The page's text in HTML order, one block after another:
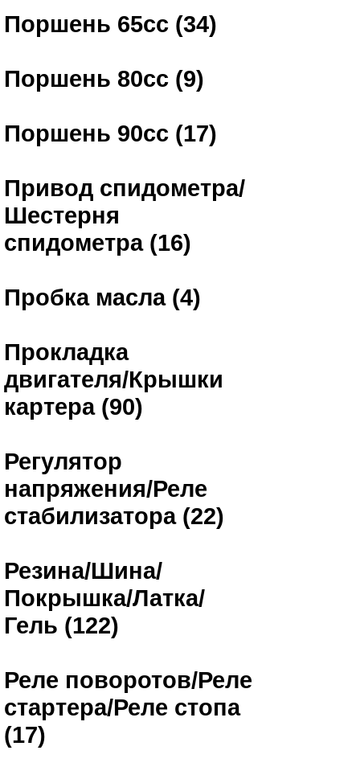
Поршень 65сс (34)
Поршень 80сс (9)
Поршень 90сс (17)
Привод спидометра/
Шестерня
спидометра (16)
Пробка масла (4)
Прокладка
двигателя/Крышки
картера (90)
Регулятор
напряжения/Реле
стабилизатора (22)
Резина/Шина/
Покрышка/Латка/
Гель (122)
Реле поворотов/Реле
стартера/Реле стопа
(17)